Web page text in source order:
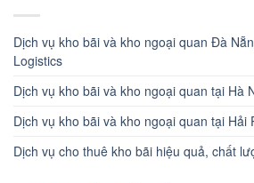
Dịch vụ kho bãi và kho ngoại quan Đà
Logistics
Dịch vụ kho bãi và kho ngoại quan tại Hà
Dịch vụ kho bãi và kho ngoại quan tại Hải
Dịch vụ cho thuê kho bãi hiệu quả, chất